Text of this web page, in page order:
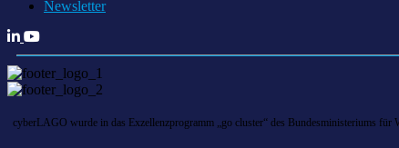
Newsletter
cyberLAGO wurde in das Exzellenzprogramm „go cluster“ des Bundesministeriums